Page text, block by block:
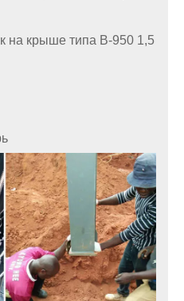
на крыше типа В-950 1,5